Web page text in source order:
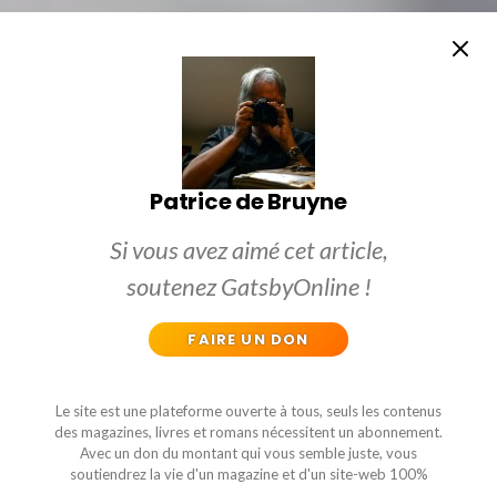
Patrice de Bruyne
Si vous avez aimé cet article,
soutenez GatsbyOnline !
FAIRE UN DON
Le site est une plateforme ouverte à tous, seuls les contenus
des magazines, livres et romans nécessitent un abonnement.
Avec un don du montant qui vous semble juste, vous
soutiendrez la vie d'un magazine et d'un site-web 100%